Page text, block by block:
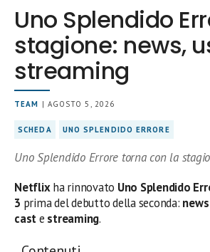
Uno Splendido
stagione: news,
streaming
TEAM | AGOSTO 5, 2026
SCHEDA UNO SPLENDIDO ERRORE
Uno Splendido Errore torna con la
Netflixha rinnovato Uno Splendido
3 prima del debutto della seconda: news
caste streaming.